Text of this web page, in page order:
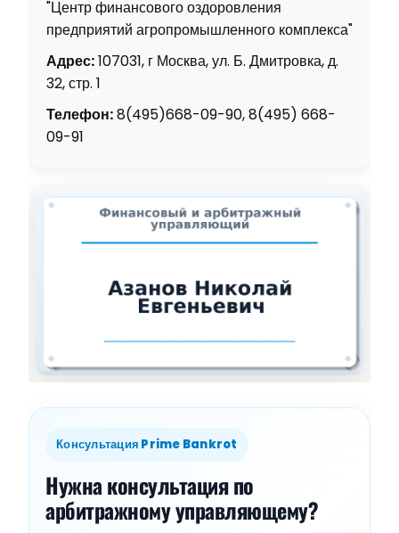
"Центр финансового оздоровления
предприятий агропромышленного комплекса"
Адрес:107031, г Москва, ул. Б. Дмитровка, д.
32, стр. 1
Телефон:8(495)668-09-90, 8(495) 668-
09-91
Консультация Prime Bankrot
Нужна консультация по
арбитражному управляющему?